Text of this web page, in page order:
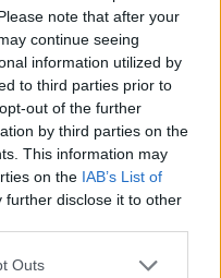
note that after your
continue seeing
information utilized by
to third parties prior to
out of the further
by third parties on the
This information may
on the IAB’s List of
further disclose it to other
one or more Google
Outs
και μεγάλωσε στην
χρόνια
της μητέρας
πολύ μικρή
, αλλά σε μια
με τα άλλα δύο
του πατέρα και
για εκείνη
της ήταν
καταγόταν από